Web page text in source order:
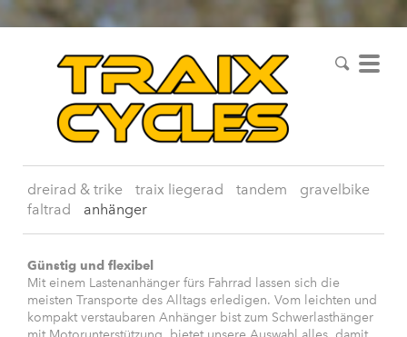
dreirad & trike traix liegerad tandem
gravelbike
faltrad
anhänger
Günstig und flexibel
Mit einem Lastenanhänger fürs Fahrrad lassen sich die
meisten Transporte des Alltags erledigen. Vom leichten und
kompakt verstaubaren Anhänger bist zum Schwerlasthänger